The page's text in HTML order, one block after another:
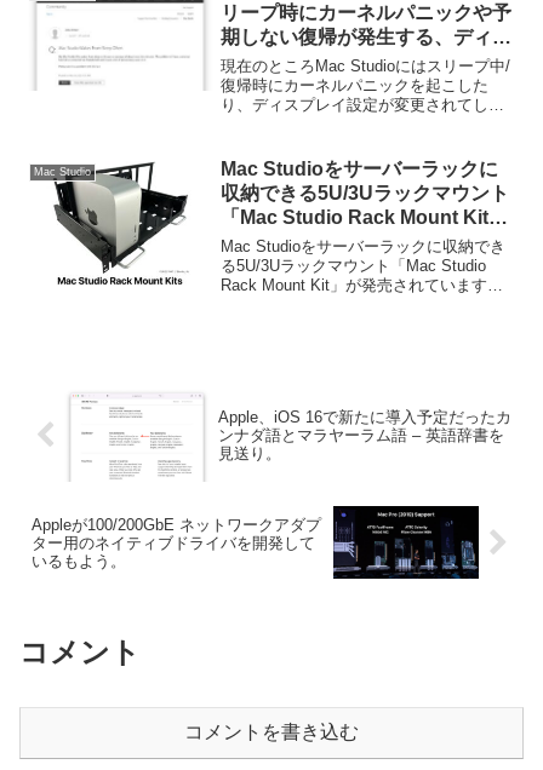
リープ時にカーネルパニックや予
期しない復帰が発生する、ディス
プレイ設定が変更されてしまう不
具合があるもよう。
現在のところMac Studioにはスリープ中/
復帰時にカーネルパニックを起こした
り、ディスプレイ設定が変更されてしま
Mac Studio
Mac Studioをサーバーラックに
収納できる5U/3Uラックマウント
「Mac Studio Rack Mount Kit」
が発売。
Mac Studioをサーバーラックに収納でき
る5U/3Uラックマウント「Mac Studio
Rack Mount Kit」が発売されています。
Apple、iOS 16で新たに導入予定だったカ
ンナダ語とマラヤーラム語 – 英語辞書を
見送り。
Appleが100/200GbE ネットワークアダプ
ター用のネイティブドライバを開発して
いるもよう。
コメント
コメントを書き込む